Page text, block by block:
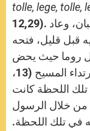
tolle, lege, tolle,
12,29). تذكر حينها ارتداد أنطونيوس، أب الرهبان، وعاد
قبل قليل، فتحه
روما حيث يحض
الرسول على خلع أعمال الجسد وإلى ارتداء المسيح (13،
تلك اللحظة كانت
من خلال الرسول
في تلك اللحظة.